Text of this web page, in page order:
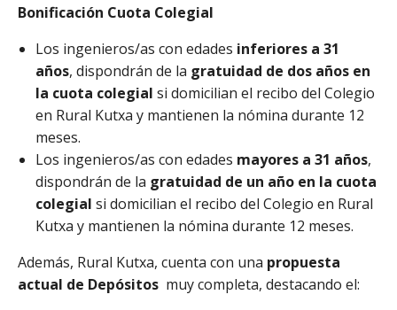
Bonificación Cuota Colegial
Los ingenieros/as con edades inferiores a 31
años, dispondrán de la gratuidad de dos años en
la cuota colegial si domicilian el recibo del Colegio
en Rural Kutxa y mantienen la nómina durante 12
meses.
Los ingenieros/as con edades mayores a 31 años,
dispondrán de la gratuidad de un año en la cuota
colegial si domicilian el recibo del Colegio en Rural
Kutxa y mantienen la nómina durante 12 meses.
Además, Rural Kutxa, cuenta con una propuesta
actual de Depósitos muy completa, destacando el: